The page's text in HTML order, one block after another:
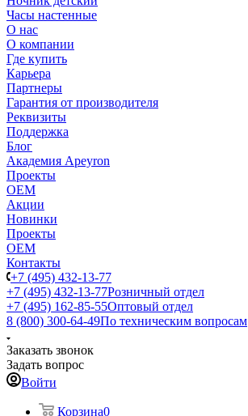
Часы настенные
О нас
О компании
Где купить
Карьера
Партнеры
Гарантия от производителя
Реквизиты
Поддержка
Блог
Академия Apeyron
Проекты
ОЕМ
Акции
Новинки
Проекты
ОЕМ
Контакты
+7 (495) 432-13-77
+7 (495) 432-13-77Розничный отдел
+7 (495) 162-85-55Оптовый отдел
8 (800) 300-64-49По техническим вопросам
Заказать звонок
Задать вопрос
Войти
Корзина0